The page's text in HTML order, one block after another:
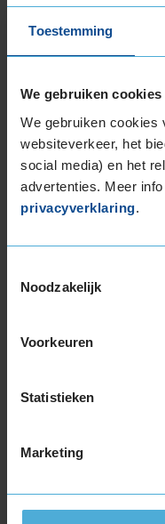
Toestemming
We gebruiken
We gebruiken cookies
websiteverkeer, het
social media) en het
advertenties. Meer
privacyverklaring.
Noodzakelijk
Voorkeuren
Statistieken
Marketing
195/55R16 91H
195/60R16 89H
195/60R16 93H
205/60R16 96H
205/60R16 96H
205/65R16 95H
17-inch banden
205/60R17 97H
205/65R17 100H
225/55R17 101H
205/45R18 90H
225/45R18 95H
225/45R18 95V